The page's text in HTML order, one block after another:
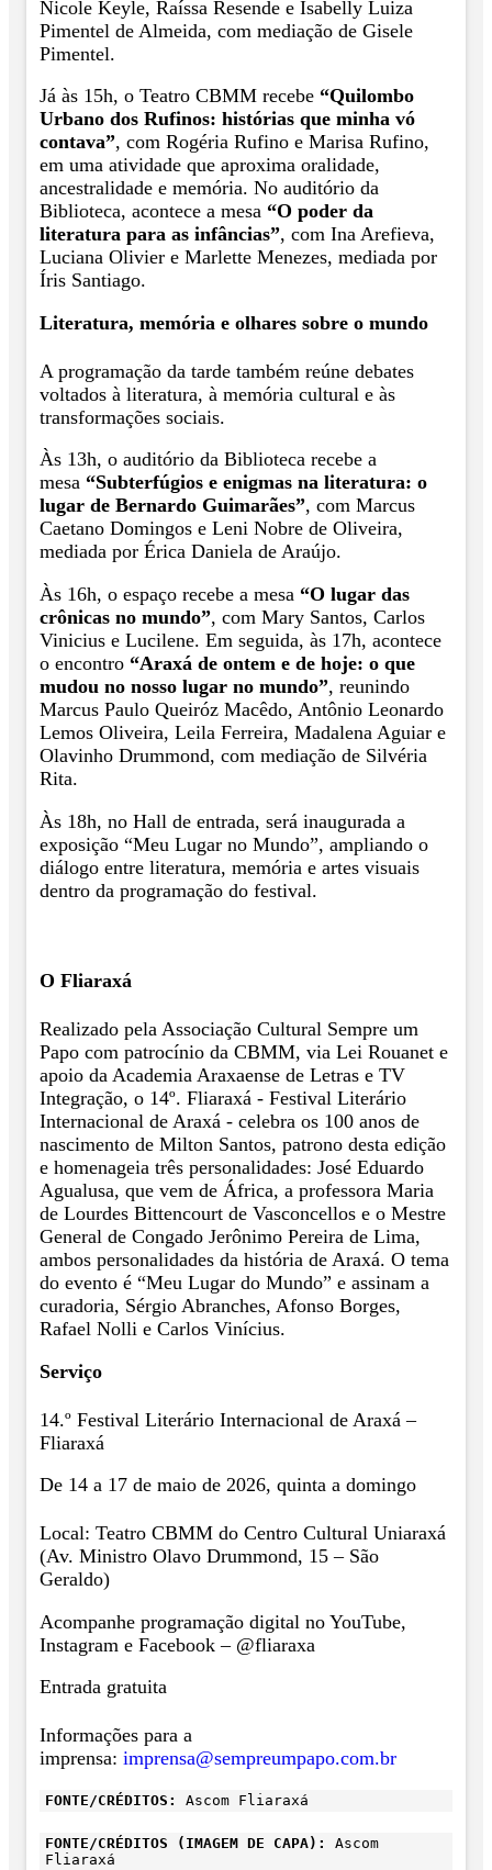
Nicole Keyle, Raíssa Resende e Isabelly Luiza
Pimentel de Almeida, com mediação de Gisele
Pimentel.
Já às 15h, o Teatro CBMM recebe “Quilombo
Urbano dos Rufinos: histórias que minha vó
contava”, com Rogéria Rufino e Marisa Rufino,
em uma atividade que aproxima oralidade,
ancestralidade e memória. No auditório da
Biblioteca, acontece a mesa “O poder da
literatura para as infâncias”, com Ina Arefieva,
Luciana Olivier e Marlette Menezes, mediada por
Íris Santiago.
Literatura, memória e olhares sobre o mundo
A programação da tarde também reúne debates
voltados à literatura, à memória cultural e às
transformações sociais.
Às 13h, o auditório da Biblioteca recebe a
mesa “Subterfúgios e enigmas na literatura: o
lugar de Bernardo Guimarães”, com Marcus
Caetano Domingos e Leni Nobre de Oliveira,
mediada por Érica Daniela de Araújo.
Às 16h, o espaço recebe a mesa “O lugar das
crônicas no mundo”, com Mary Santos, Carlos
Vinicius e Lucilene. Em seguida, às 17h, acontece
o encontro “Araxá de ontem e de hoje: o que
mudou no nosso lugar no mundo”, reunindo
Marcus Paulo Queiróz Macêdo, Antônio Leonardo
Lemos Oliveira, Leila Ferreira, Madalena Aguiar e
Olavinho Drummond, com mediação de Silvéria
Rita.
Às 18h, no Hall de entrada, será inaugurada a
exposição “Meu Lugar no Mundo”, ampliando o
diálogo entre literatura, memória e artes visuais
dentro da programação do festival.
O Fliaraxá
Realizado pela Associação Cultural Sempre um
Papo com patrocínio da CBMM, via Lei Rouanet e
apoio da Academia Araxaense de Letras e TV
Integração, o 14º. Fliaraxá - Festival Literário
Internacional de Araxá - celebra os 100 anos de
nascimento de Milton Santos, patrono desta edição
e homenageia três personalidades: José Eduardo
Agualusa, que vem de África, a professora Maria
de Lourdes Bittencourt de Vasconcellos e o Mestre
General de Congado Jerônimo Pereira de Lima,
ambos personalidades da história de Araxá. O tema
do evento é “Meu Lugar do Mundo” e assinam a
curadoria, Sérgio Abranches, Afonso Borges,
Rafael Nolli e Carlos Vinícius.
Serviço
14.º Festival Literário Internacional de Araxá –
Fliaraxá
De 14 a 17 de maio de 2026, quinta a domingo
Local: Teatro CBMM do Centro Cultural Uniaraxá
(Av. Ministro Olavo Drummond, 15 – São
Geraldo)
Acompanhe programação digital no YouTube,
Instagram e Facebook – @‌fliaraxa
Entrada gratuita
Informações para a
imprensa: imprensa@sempreumpapo.com.br
FONTE/CRÉDITOS: Ascom Fliaraxá
FONTE/CRÉDITOS (IMAGEM DE CAPA):
Ascom
Fliaraxá